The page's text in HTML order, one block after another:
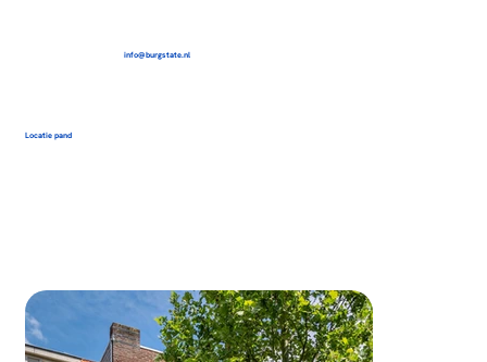
info@burgstate.nl
Locatie pand